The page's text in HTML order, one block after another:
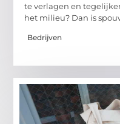
te verlagen en
het milieu? Dan is
Bedrijven